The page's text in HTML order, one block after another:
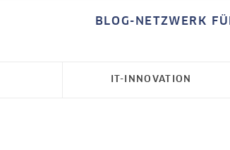
BLOG-NETZWERK
IT-INNOVATION